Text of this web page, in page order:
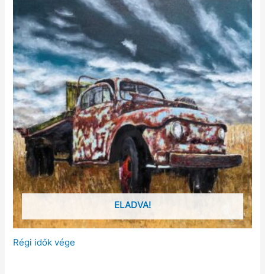
ELADVA!
Régi idők vége